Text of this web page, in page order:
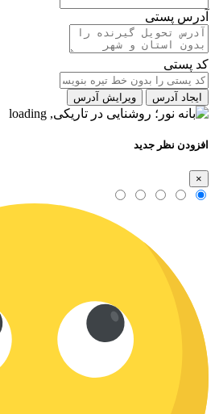
آدرس پستی
کد پستی
ایجاد آدرس ویرایش آدرس
افزودن نظر جدید
×